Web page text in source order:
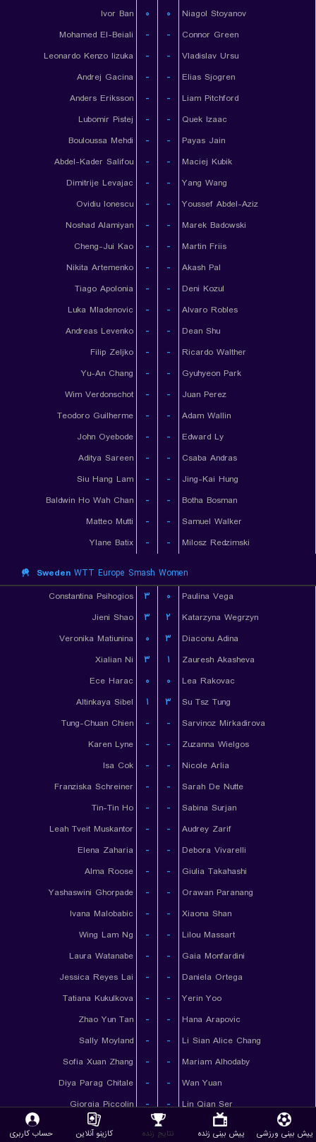
Ivor Ban
۰ ۰
Niagol Stoyanov
Mohamed El-Beiali
- -
Connor Green
Leonardo Kenzo Iizuka
- -
Vladislav Ursu
Andrej Gacina
- -
Elias Sjogren
Anders Eriksson
- -
Liam Pitchford
Lubomir Pistej
- -
Quek Izaac
Bouloussa Mehdi
- -
Payas Jain
Abdel-Kader Salifou
- -
Maciej Kubik
Dimitrije Levajac
- -
Yang Wang
Ovidiu Ionescu
- -
Youssef Abdel-Aziz
Noshad Alamiyan
- -
Marek Badowski
Cheng-Jui Kao
- -
Martin Friis
Nikita Artemenko
- -
Akash Pal
Tiago Apolonia
- -
Deni Kozul
Luka Mladenovic
- -
Alvaro Robles
Andreas Levenko
- -
Dean Shu
Filip Zeljko
- -
Ricardo Walther
Yu-An Chang
- -
Gyuhyeon Park
Wim Verdonschot
- -
Juan Perez
Teodoro Guilherme
- -
Adam Wallin
John Oyebode
- -
Edward Ly
Aditya Sareen
- -
Csaba Andras
Siu Hang Lam
- -
Jing-Kai Hung
Baldwin Ho Wah Chan
- -
Botha Bosman
Matteo Mutti
- -
Samuel Walker
Ylane Batix
- - Milosz Redzimski
Sweden WTT Europe Smash Women
Constantina Psihogios
۳ ۰
Paulina Vega
Jieni Shao
۳ ۲
Katarzyna Wegrzyn
Veronika Matiunina
۰ ۳
Diaconu Adina
Xialian Ni
۳ ۱
Zauresh Akasheva
Ece Harac
۰ ۰
Lea Rakovac
Altinkaya Sibel
۱ ۳
Su Tsz Tung
Tung-Chuan Chien
- -
Sarvinoz Mirkadirova
Karen Lyne
- -
Zuzanna Wielgos
Isa Cok
- -
Nicole Arlia
Franziska Schreiner
- -
Sarah De Nutte
Tin-Tin Ho
- -
Sabina Surjan
Leah Tveit Muskantor
- -
Audrey Zarif
Elena Zaharia
- -
Debora Vivarelli
Alma Roose
- -
Giulia Takahashi
Yashaswini Ghorpade
- -
Orawan Paranang
Ivana Malobabic
- -
Xiaona Shan
Wing Lam Ng
- -
Lilou Massart
Laura Watanabe
- -
Gaia Monfardini
Jessica Reyes Lai
- -
Daniela Ortega
Tatiana Kukulkova
- -
Yerin Yoo
Zhao Yun Tan
- -
Hana Arapovic
Sally Moyland
- -
Li Sian Alice Chang
Sofia Xuan Zhang
- -
Mariam Alhodaby
Diya Parag Chitale
- -
Wan Yuan
Giorgia Piccolin
- -
Lin Qian Ser
Izabela Lupulesku
Yang Haeun
پیش بینی ورزشی پیش بینی زنده نتایج زنده کازینو آنلاین حساب کاربری